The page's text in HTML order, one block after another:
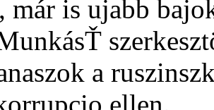
már is ujabb
a
ellen.